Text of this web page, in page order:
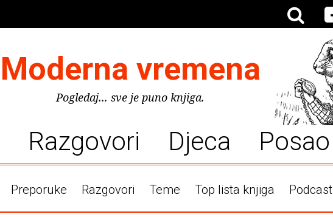
Moderna vremena
Pogledaj... sve je puno knjiga.
Razgovori Djeca Posao
Preporuke Razgovori Teme Top lista knjiga Podcast